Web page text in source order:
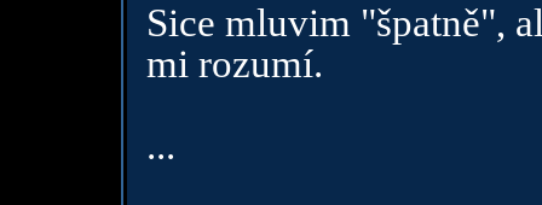
Sice mluvim "špatně",
mi rozumí.
...